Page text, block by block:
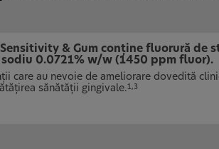
Sensitivity & Gum conţine fluorură de
0.0721% w/w (1450 ppm fluor).
care au nevoie de ameliorare dovedită
sănătăţii gingivale.1,3